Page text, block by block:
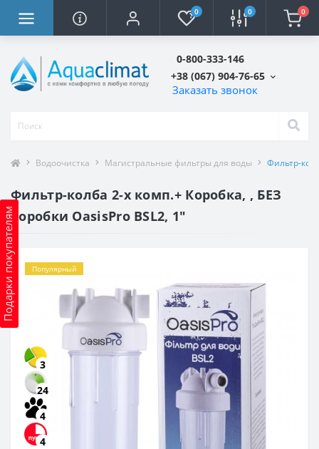
0 0 0
0-800-333-146
+38 (067) 904-76-65
Заказать звонок
Подарки покупателям
Водоочистка Магистральные фильтры для воды Фильтр-
Фильтр-колба 2-х комп.+ Коробка, , БЕЗ
коробки OasisPro BSL2, 1″
Популярный
3
24
4
4